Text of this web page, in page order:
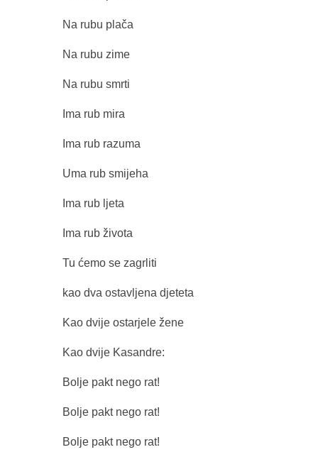
Na rubu plača
Na rubu zime
Na rubu smrti
Ima rub mira
Ima rub razuma
Uma rub smijeha
Ima rub ljeta
Ima rub života
Tu ćemo se zagrliti
kao dva ostavljena djeteta
Kao dvije ostarjele žene
Kao dvije Kasandre:
Bolje pakt nego rat!
Bolje pakt nego rat!
Bolje pakt nego rat!